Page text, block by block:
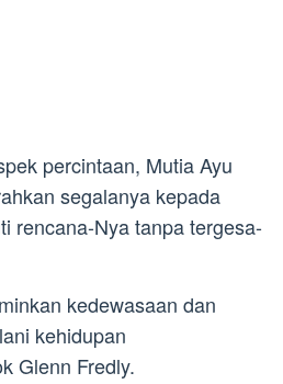
percintaan, Mutia Ayu
segalanya kepada
rencana-Nya tanpa tergesa-
kedewasaan dan
kehidupan
Glenn Fredly.